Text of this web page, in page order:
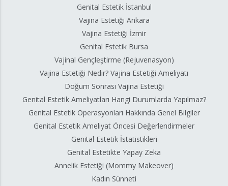
Genital Estetik İstanbul
Vajina Estetiği Ankara
Vajina Estetiği İzmir
Genital Estetik Bursa
Vajinal Gençleştirme (Rejuvenasyon)
Vajina Estetiği Nedir? Vajina Estetiği Ameliyatı
Doğum Sonrası Vajina Estetiği
Genital Estetik Ameliyatları Hangi Durumlarda Yapılmaz?
Genital Estetik Operasyonları Hakkında Genel Bilgiler
Genital Estetik Ameliyat Öncesi Değerlendirmeler
Genital Estetik İstatistikleri
Genital Estetikte Yapay Zeka
Annelik Estetiği (Mommy Makeover)
Kadın Sünneti